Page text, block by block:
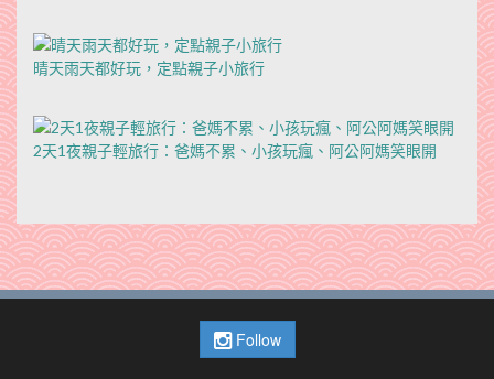
晴天雨天都好玩，定點親子小旅行
2天1夜親子輕旅行：爸媽不累、小孩玩瘋、阿公阿媽笑眼開
Follow